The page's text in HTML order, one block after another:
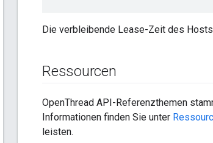
Die verbleibende Lease-Zeit des
Ressourcen
OpenThread API-Referenzthemen
Informationen finden Sie unter
leisten.